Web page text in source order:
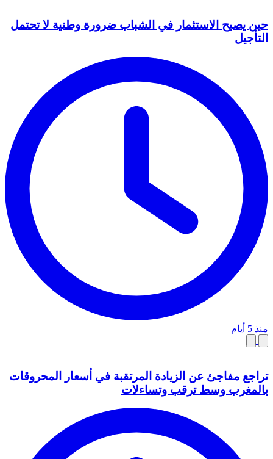
حين يصبح الاستثمار في الشباب ضرورة وطنية لا تحتمل
التأجيل
منذ 5 أيام
تراجع مفاجئ عن الزيادة المرتقبة في أسعار المحروقات
بالمغرب وسط ترقب وتساءلات